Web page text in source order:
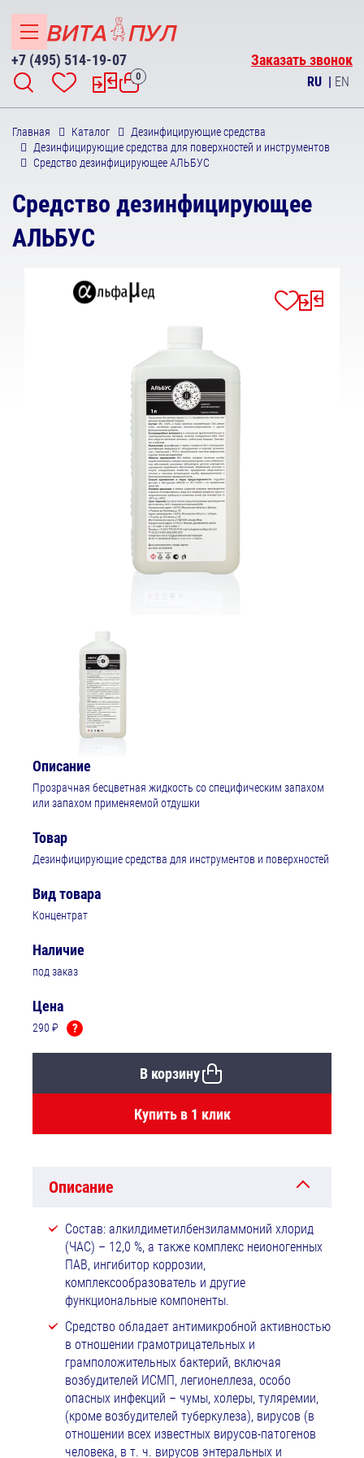
+7 (495) 514-19-07 Заказать звонок
0 RU | EN
Главная Каталог
Дезинфицирующие средства
Дезинфицирующие средства для поверхностей и инструментов
Средство дезинфицирующее АЛЬБУС
Средство дезинфицирующее
АЛЬБУС
Описание
Прозрачная бесцветная жидкость со специфическим запахом
или запахом применяемой отдушки
Товар
Дезинфицирующие средства для инструментов и поверхностей
Вид товара
Концентрат
Наличие
под заказ
Цена
290 ₽ ?
В корзину
Купить в 1 клик
Описание
Состав: алкилдиметилбензиламмоний хлорид
(ЧАС) – 12,0 %, а также комплекс неионогенных
ПАВ, ингибитор коррозии,
комплексообразователь и другие
функциональные компоненты.
Средство обладает антимикробной активностью
в отношении грамотрицательных и
грамположительных бактерий, включая
возбудителей ИСМП, легионеллеза, особо
опасных инфекций – чумы, холеры, туляремии,
(кроме возбудителей туберкулеза), вирусов (в
отношении всех известных вирусов-патогенов
человека, в т. ч. вирусов энтеральных и